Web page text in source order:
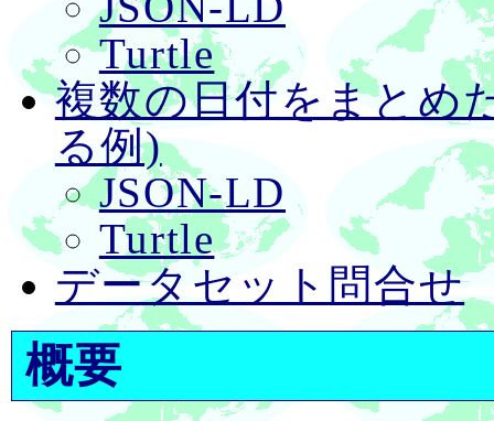
Turtle
複数の日付をまとめ
る例)
JSON-LD
Turtle
データセット問合せ
概要